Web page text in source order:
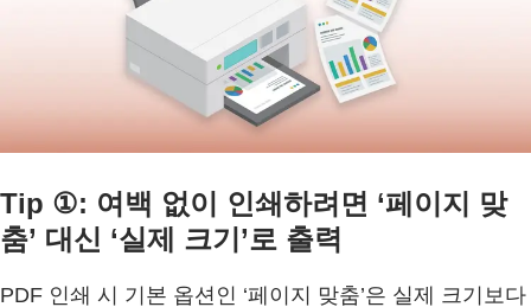
Tip ①: 여백 없이 인쇄하려면 ‘페이지 맞
춤’ 대신 ‘실제 크기’로 출력
PDF 인쇄 시 기본 옵션인 ‘페이지 맞춤’은 실제 크기보다